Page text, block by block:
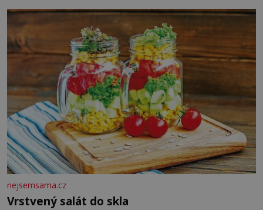
blonďaté vlásky. Fakt, že jsou těla dávných lidí nesmírně
dobře zachovalá, přičítají odborníci zdejším klimatickým
podmínkám. Sucho, prosolené písky a extrémně
nejsemsama.cz
Vrstvený salát do skla